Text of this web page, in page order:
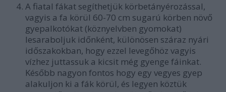
A fiatal fákat segíthetjük körbetányérozással,
vagyis a fa körül 60-70 cm sugarú körben növő
gyepalkotókat (köznyelvben gyomokat)
lesaraboljuk időnként, különösen száraz nyári
időszakokban, hogy ezzel levegőhöz vagyis
vízhez juttassuk a kicsit még gyenge fáinkat.
Később nagyon fontos hogy egy vegyes gyep
alakuljon ki a fák körül, és legyen köztük